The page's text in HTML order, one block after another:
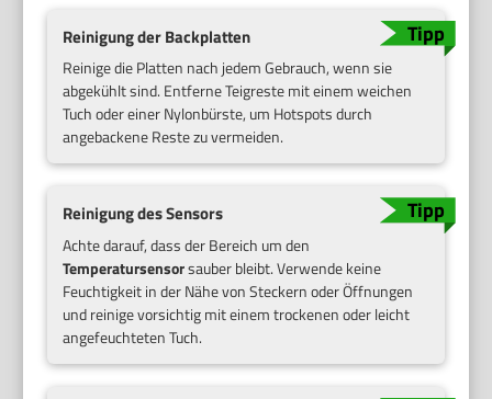
Reinigung der Backplatten
Reinige die Platten nach jedem Gebrauch, wenn sie
abgekühlt sind. Entferne Teigreste mit einem weichen
Tuch oder einer Nylonbürste, um Hotspots durch
angebackene Reste zu vermeiden.
Reinigung des Sensors
Achte darauf, dass der Bereich um den
Temperatursensorsauber bleibt. Verwende keine
Feuchtigkeit in der Nähe von Steckern oder Öffnungen
und reinige vorsichtig mit einem trockenen oder leicht
angefeuchteten Tuch.